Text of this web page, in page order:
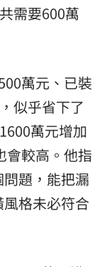
需要600萬
萬元、已裝
似乎省下了
萬元增加
會較高。他指
題，能把漏
格未必符合